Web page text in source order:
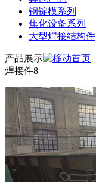
钢锭模系列
焦化设备系列
大型焊接结构件
产品展示
焊接件8